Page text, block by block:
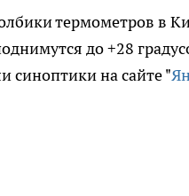
термометров в
до +28
синоптики на сайте "